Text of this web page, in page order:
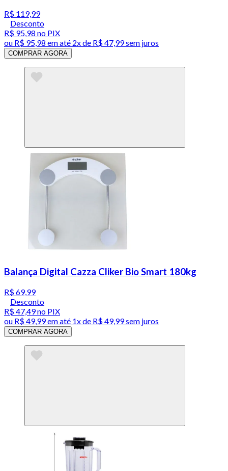
R$ 119,99
Desconto
R$ 95,98 no PIX
ou R$ 95,98 em até 2x de R$ 47,99 sem juros
COMPRAR AGORA
Balança Digital Cazza Cliker Bio Smart 180kg
R$ 69,99
Desconto
R$ 47,49no PIX
ou R$ 49,99em até 1x de R$ 49,99sem juros
COMPRAR AGORA